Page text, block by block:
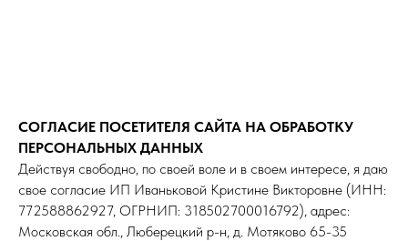
СОГЛАСИЕ ПОСЕТИТЕЛЯ САЙТА НА ОБРАБОТКУ
ПЕРСОНАЛЬНЫХ ДАННЫХ
Действуя свободно, по своей воле и в своем интересе, я даю
свое согласие ИП Иваньковой Кристине Викторовне (ИНН:
772588862927, ОГРНИП: 318502700016792), адрес:
Московская обл., Люберецкий р-н, д. Мотяково 65-35